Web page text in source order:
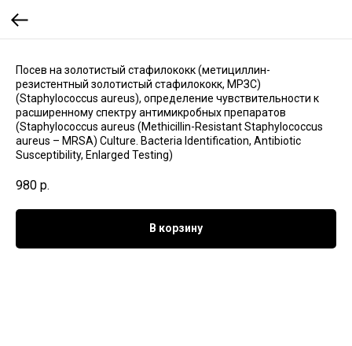
Посев на золотистый стафилококк (метициллин-
резистентный золотистый стафилококк, МРЗС)
(Staphylococcus aureus), определение чувствительности к
расширенному спектру антимикробных препаратов
(Staphylococcus aureus (Methicillin-Resistant Staphylococcus
aureus – MRSA) Culture. Bacteria Identification, Antibiotic
Susceptibility, Enlarged Testing)
980 р.
В корзину